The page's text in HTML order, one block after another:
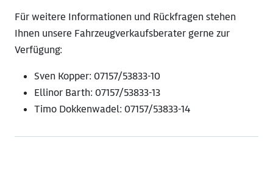
Für weitere Informationen und Rückfragen stehen
Ihnen unsere Fahrzeugverkaufsberater gerne zur
Verfügung:
Sven Kopper: 07157/53833-10
Ellinor Barth: 07157/53833-13
Timo Dokkenwadel: 07157/53833-14